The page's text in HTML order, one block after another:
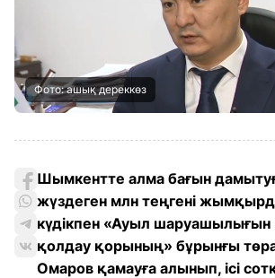
Фото: ашық дереккөз
Шымкентте алма бағын
жүздеген млн теңгені
күдікпен «Ауыл
қолдау қорының» бұрынғы
Омаров қамауға алынып, ісі